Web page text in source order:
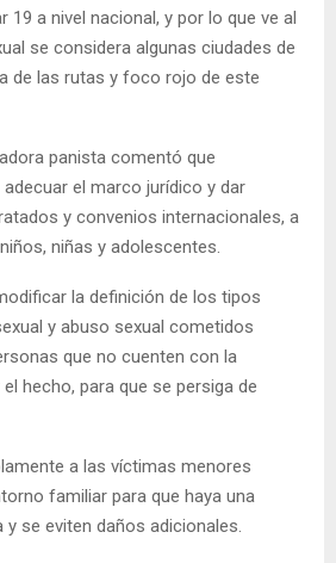
19 a nivel nacional, y por lo que ve al
se considera algunas ciudades de
de las rutas y foco rojo de este
panista comentó que
el marco jurídico y dar
y convenios internacionales, a
niñas y adolescentes.
la definición de los tipos
y abuso sexual cometidos
que no cuenten con la
hecho, para que se persiga de
a las víctimas menores
familiar para que haya una
se eviten daños adicionales.